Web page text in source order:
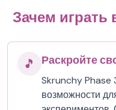
Зачем играть
🎵 Раскройте
Skrunchy Phase
возможности